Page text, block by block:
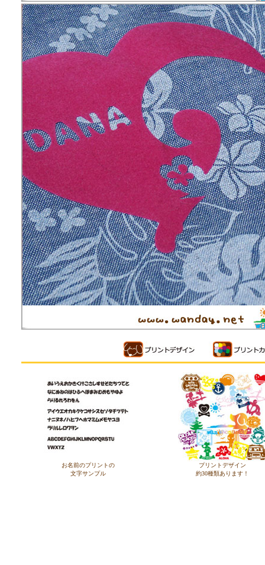
お名前のプリントの
文字サンプル
プリントデザイン
約30種類あります！